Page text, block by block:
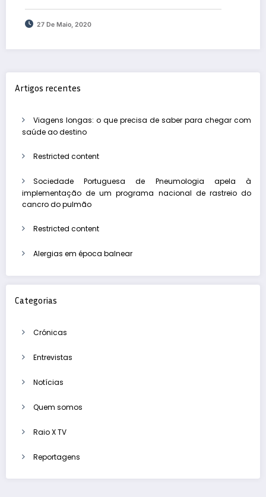
transportes
27 De Maio, 2020
Artigos recentes
Viagens longas: o que precisa de saber para chegar com
saúde ao destino
Restricted content
Sociedade Portuguesa de Pneumologia apela à
implementação de um programa nacional de rastreio do
cancro do pulmão
Restricted content
Alergias em época balnear
Categorias
Crónicas
Entrevistas
Notícias
Quem somos
Raio X TV
Reportagens